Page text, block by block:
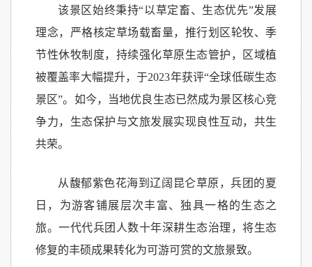
该景区始终秉持“以草定畜、生态优先”发展
理念，严格核定草场载畜量，推行划区轮牧、季
节性休牧制度，持续强化草原生态管护，区域植
被覆盖率大幅提升，于2023年获评“全球低碳生态
景区”。如今，当地优良生态已然成为景区核心竞
争力，生态保护与文旅发展实现良性互动，共生
共荣。
从馥郁紫色花海到辽阔昆仑草原，兵团的夏
日，为游客铺展层次丰富、独具一格的生态之
旅。一代代兵团人数十年深耕生态治理，将生态
修复的丰硕成果转化为可游可赏的文旅景致。